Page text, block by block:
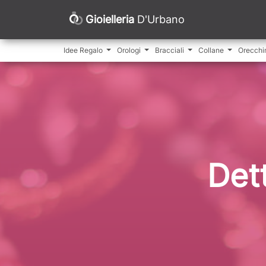
Gioielleria D'Urbano
Idee Regalo Orologi Bracciali Collane